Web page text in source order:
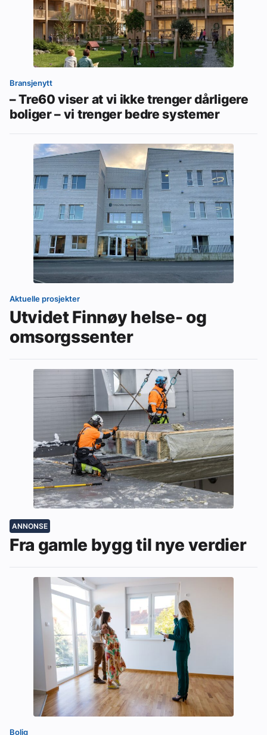
Bransjenytt
– Tre60 viser at vi ikke trenger dårligere
boliger – vi trenger bedre systemer
Aktuelle prosjekter
Utvidet Finnøy helse- og
omsorgssenter
ANNONSE
Fra gamle bygg til nye verdier
Bolig